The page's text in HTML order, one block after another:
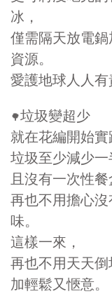
冰，
僅需隔天放電
資源。
愛護地球人人有
🌳垃圾變超少
就在花編開始
垃圾至少減少一
且沒有一次性
再也不用擔心
味。
這樣一來，
再也不用天天
加輕鬆又愜意。